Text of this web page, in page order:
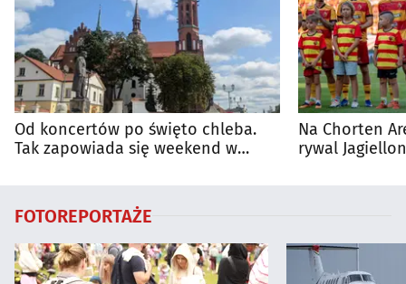
Od koncertów po święto chleba.
Tak zapowiada się weekend w
Na Chorten
rywal
FOTOREPORTAŻE